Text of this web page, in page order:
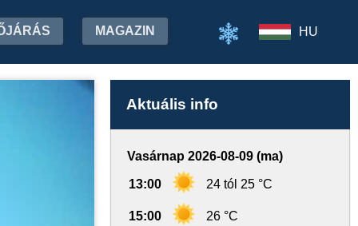
MAGAZIN HU
Aktuális info
Vasárnap 2026-08-09 (ma)
13:00 24 tól 25 °C
15:00 26 °C